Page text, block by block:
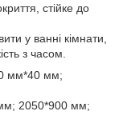
стійке до
у ванні кімнати,
з часом.
мм*40 мм;
2050*900 мм;